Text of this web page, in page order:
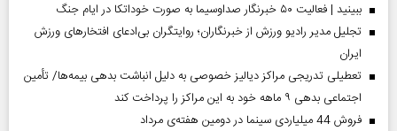
ببینید | فعالیت ۵۰ خبرنگار صداوسیما به صورت خوداتکا در ایام جنگ
تجلیل مدیر رادیو ورزش از خبرنگاران؛ روایتگران بی‌ادعای افتخارهای ورزش
ایران
تعطیلی تدریجی مراکز دیالیز خصوصی به دلیل انباشت بدهی بیمه‌ها/ تأمین
اجتماعی بدهی ۹ ماهه خود به این مراکز را پرداخت کند
فروش 44 میلیاردی سینما در دومین هفته‌ی مرداد